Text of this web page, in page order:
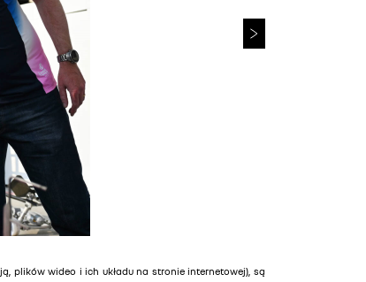
plików wideo i ich układu na stronie internetowej), są